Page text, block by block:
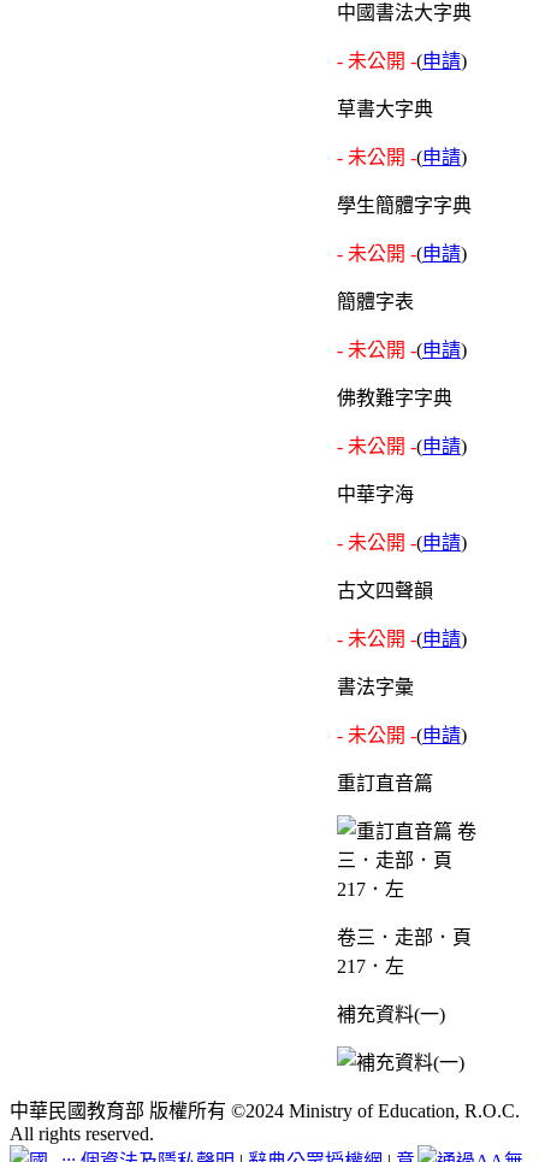
中國書法大字典
- 未公開 -(申請)
草書大字典
- 未公開 -(申請)
學生簡體字字典
- 未公開 -(申請)
簡體字表
- 未公開 -(申請)
佛教難字字典
- 未公開 -(申請)
中華字海
- 未公開 -(申請)
古文四聲韻
- 未公開 -(申請)
書法字彙
- 未公開 -(申請)
重訂直音篇
卷三．走部．頁
217．左
補充資料(一)
中華民國教育部 版權所有 ©2024 Ministry of Education, R.O.C.
All rights reserved.